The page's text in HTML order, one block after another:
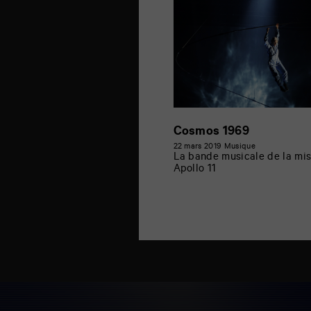
Cosmos 1969
22 mars 2019 Musique
La bande musicale de la
Apollo 11